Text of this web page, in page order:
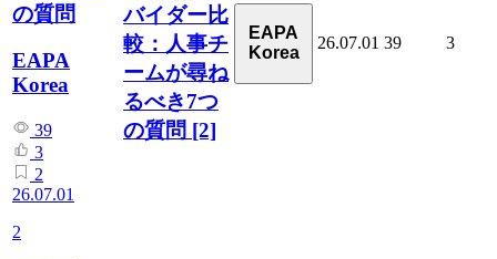
の質問
EAPA
Korea
39
3
2
26.07.01
2
バイダー比
較：人事チ
ームが尋ね
るべき7つ
の質問 [2]
EAPA
Korea
26.07.01 39 3